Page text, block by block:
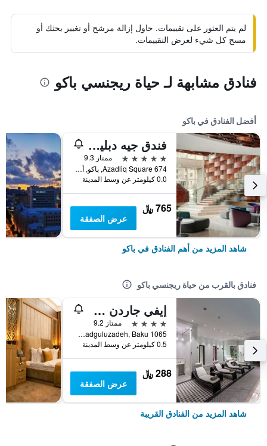
لم يتم العثور على تقييمات. حاول إزالة مرشح أو تغيير بحثك أو
مسح كل شيء لعرض التقييمات.
فنادق مشابهة لـ حياة ريجنسي باكو
أفضل الفنادق في باكو
فندق جيه دبليو ماريوت أبشيرون باكو
5 نجوم
ممتاز 9.3
674 Azadliq Square, باكو, أذربيجان
0.0 كيلومتر عن وسط المدينة
765 ﷼
عرض الصفقة
شاهد المزيد من أهم الفنادق في باكو
فنادق بالقرب من حياة ريجنسي باكو
إيفي جاردن هوتل باكو
4 نجوم
ممتاز 9.2
73f Jalil Mammadguluzadeh, Baku 1065, باكو, أذربيجان
0.5 كيلومتر عن وسط المدينة
288 ﷼
عرض الصفقة
شاهد المزيد من الفنادق القريبة